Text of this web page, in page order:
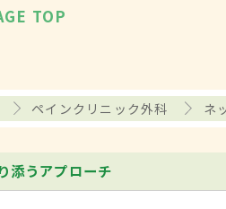
TOP
ペインクリニック外科 ネ
添うアプローチ